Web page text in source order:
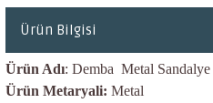
Ürün Bilgisi
Ürün Adı: Demba Metal Sandalye
Ürün Metaryali: Metal